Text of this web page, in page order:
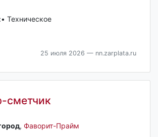
Техническое
25 июля 2026 — nn.zarplata.ru
сметчик
, Фаворит-Прайм